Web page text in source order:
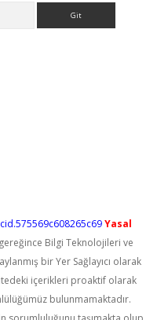
Yasal
gereğince Bilgi Teknolojileri ve
bir Yer Sağlayıcı olarak
içerikleri proaktif olarak
bulunmamaktadır.